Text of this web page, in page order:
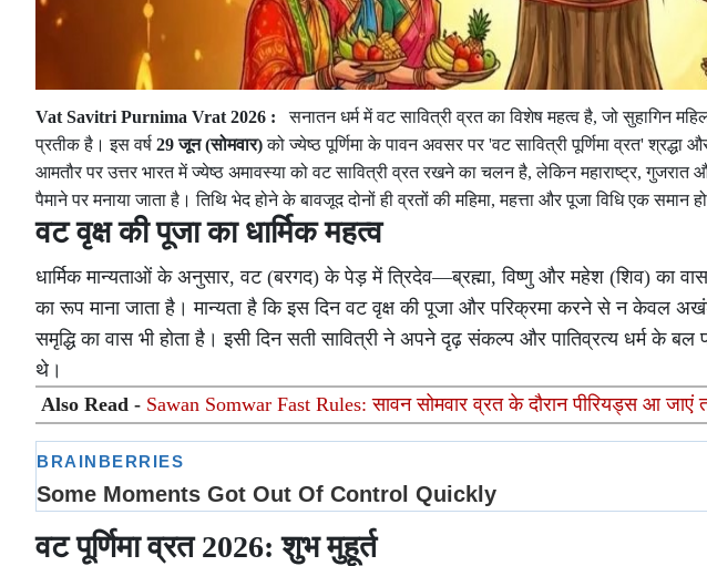
Vat Savitri Purnima Vrat 2026 :
सनातन धर्म में वट सावित्री व्रत का विशेष महत्व है, जो सुहागिन
प्रतीक है। इस वर्ष 29 जून (सोमवार)को ज्येष्ठ पूर्णिमा के पावन अवसर पर 'वट सावित्री पूर्णिमा व्रत'
आमतौर पर उत्तर भारत में ज्येष्ठ अमावस्या को वट सावित्री व्रत रखने का चलन है, लेकिन महाराष्ट्र, गुजरात
पैमाने पर मनाया जाता है। तिथि भेद होने के बावजूद दोनों ही व्रतों की महिमा, महत्ता और पूजा विधि एक समान
वट वृक्ष की पूजा का धार्मिक महत्व
धार्मिक मान्यताओं के अनुसार, वट (बरगद) के पेड़ में त्रिदेव—ब्रह्मा, विष्णु और महेश (शिव) का
का रूप माना जाता है। मान्यता है कि इस दिन वट वृक्ष की पूजा और परिक्रमा करने से न केवल
समृद्धि का वास भी होता है। इसी दिन सती सावित्री ने अपने दृढ़ संकल्प और पातिव्रत्य धर्म के
थे।
Also Read - Sawan Somwar Fast Rules: सावन सोमवार व्रत के दौरान पीरियड्स आ
वट पूर्णिमा व्रत 2026: शुभ मुहूर्त